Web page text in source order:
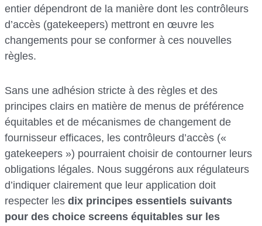
entier dépendront de la manière dont les contrôleurs
d’accès (gatekeepers) mettront en œuvre les
changements pour se conformer à ces nouvelles
règles.
Sans une adhésion stricte à des règles et des
principes clairs en matière de menus de préférence
équitables et de mécanismes de changement de
fournisseur efficaces, les contrôleurs d’accès («
gatekeepers ») pourraient choisir de contourner leurs
obligations légales. Nous suggérons aux régulateurs
d’indiquer clairement que leur application doit
respecter les dix principes essentiels suivants
pour des choice screens équitables sur les